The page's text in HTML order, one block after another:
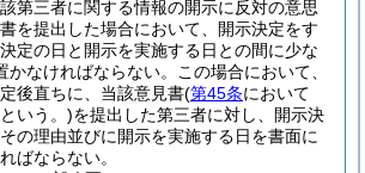
第三者に関する情報の開示に反対の意思
を提出した場合において、開示決定をす
定の日と開示を実施する日との間に少な
かなければならない。
この場合において、
後直ちに、当該意見書(第45条において
いう。)を提出した第三者に対し、開示決
の理由並びに開示を実施する日を書面に
ばならない。